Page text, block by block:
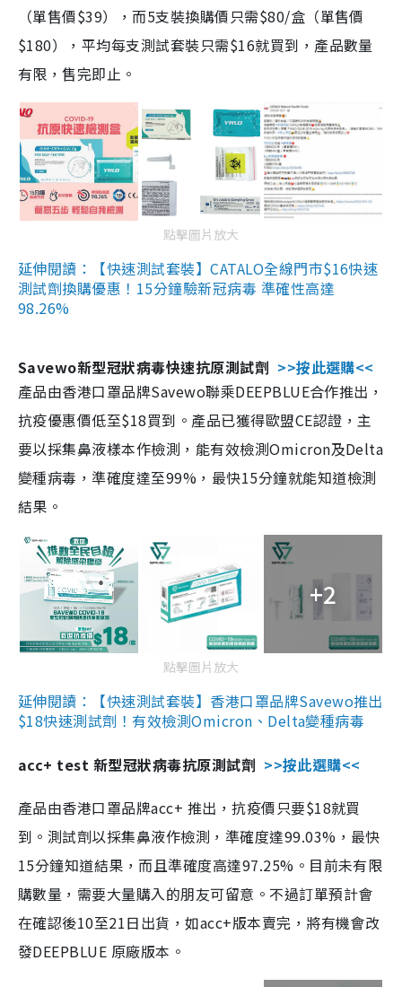
（單售價$39），而5支裝換購價只需$80/盒（單售價
$180），平均每支測試套裝只需$16就買到，產品數量
有限，售完即止。
點擊圖片放大
延伸閱讀：【快速測試套裝】CATALO全線門市$16快速
測試劑換購優惠！15分鐘驗新冠病毒 準確性高達
98.26%
Savewo新型冠狀病毒快速抗原測試劑 >>按此選購<<
產品由香港口罩品牌Savewo聯乘DEEPBLUE合作推出，
抗疫優惠價低至$18買到。產品已獲得歐盟CE認證，主
要以採集鼻液樣本作檢測，能有效檢測Omicron及Delta
變種病毒，準確度達至99%，最快15分鐘就能知道檢測
結果。
+2
點擊圖片放大
延伸閱讀：【快速測試套裝】香港口罩品牌Savewo推出
$18快速測試劑！有效檢測Omicron、Delta變種病毒
acc+ test 新型冠狀病毒抗原測試劑 >>按此選購<<
產品由香港口罩品牌acc+ 推出，抗疫價只要$18就買
到。測試劑以採集鼻液作檢測，準確度達99.03%，最快
15分鐘知道結果，而且準確度高達97.25%。目前未有限
購數量，需要大量購入的朋友可留意。不過訂單預計會
在確認後10至21日出貨，如acc+版本賣完，將有機會改
發DEEPBLUE 原廠版本。